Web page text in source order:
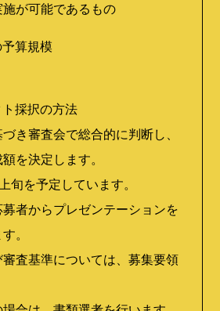
が可能であるもの
算規模
採択の方法
き審査会で総合的に判断し、
を決定します。
旬を予定しています。
者からプレゼンテーションを
。
査基準については、募集要領